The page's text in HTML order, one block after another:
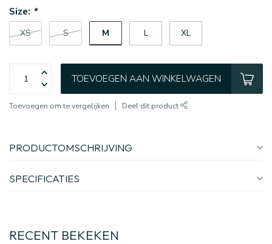
Size: *
XS S M L XL
TOEVOEGEN AAN WINKELWAGEN
Toevoegen om te vergelijken Deel dit product
PRODUCTOMSCHRIJVING
SPECIFICATIES
RECENT BEKEKEN